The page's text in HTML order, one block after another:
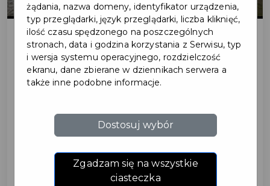
2025-06-13
SAMORZĄDU
TERYTORIALNEGO
W 2025 roku obchodzimy w Polsce wyjątkowy
żądania, nazwa domeny, identyfikator urządzenia,
typ przeglądarki, język przeglądarki, liczba kliknięć,
ilość czasu spędzonego na poszczególnych
stronach, data i godzina korzystania z Serwisu, typ
i wersja systemu operacyjnego, rozdzielczość
ekranu, dane zbierane w dziennikach serwera a
także inne podobne informacje.
Dostosuj wybór
Zgadzam się na wszystkie
ciasteczka